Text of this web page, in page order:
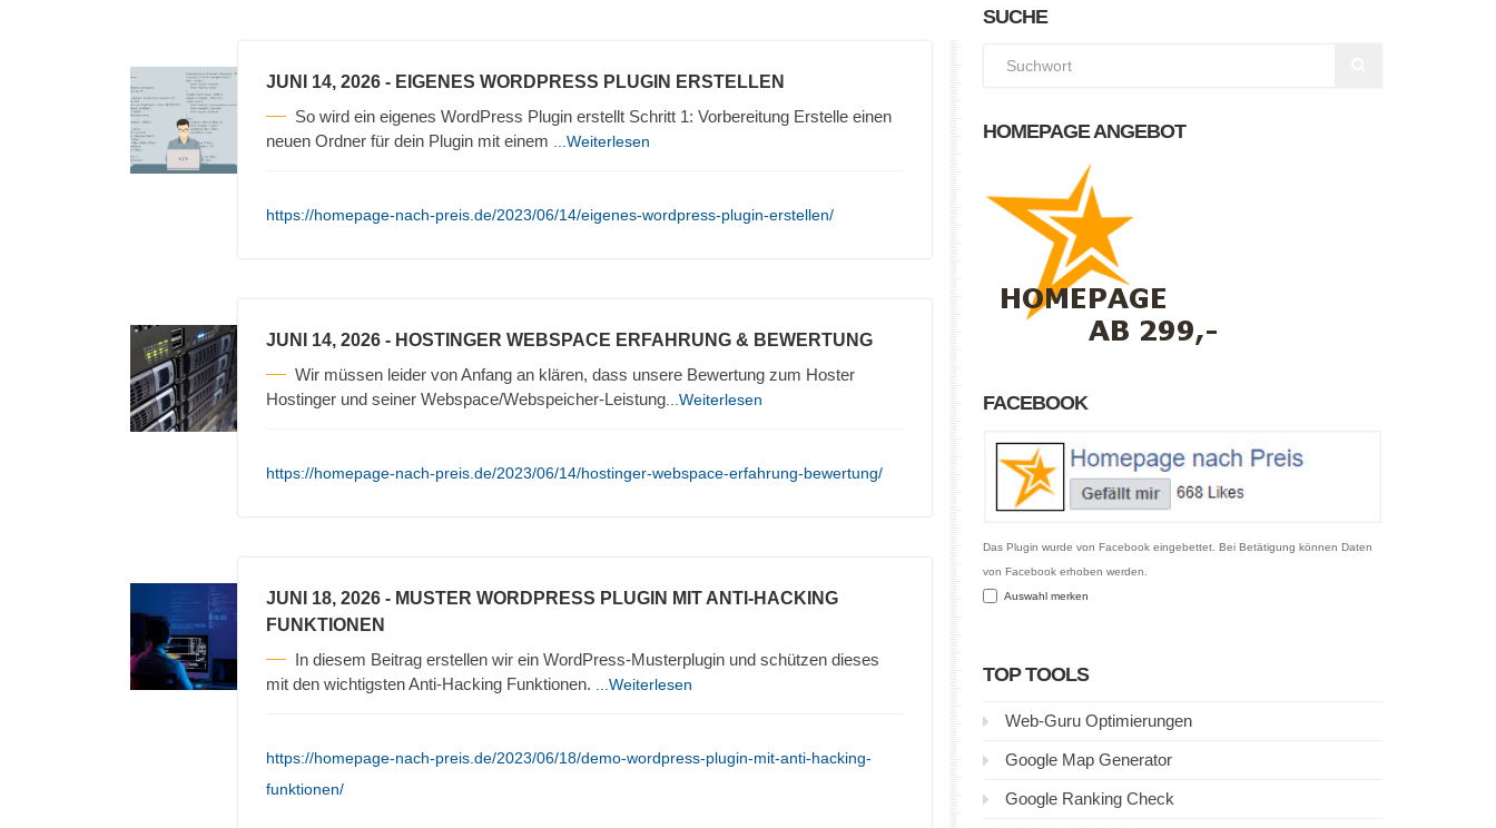
JUNI 14, 2026 - EIGENES WORDPRESS PLUGIN ERSTELLEN
So wird ein eigenes WordPress Plugin erstellt Schritt 1: Vorbereitung Erstelle einen
neuen Ordner für dein Plugin mit einem
...Weiterlesen
https://homepage-nach-preis.de/2023/06/14/eigenes-wordpress-plugin-erstellen/
JUNI 14, 2026 - HOSTINGER WEBSPACE ERFAHRUNG & BEWERTUNG
Wir müssen leider von Anfang an klären, dass unsere Bewertung zum Hoster
Hostinger und seiner Webspace/Webspeicher-Leistung ...Weiterlesen
https://homepage-nach-preis.de/2023/06/14/hostinger-webspace-erfahrung-bewertung/
JUNI 18, 2026 - MUSTER WORDPRESS PLUGIN MIT ANTI-HACKING
FUNKTIONEN
In diesem Beitrag erstellen wir ein WordPress-Musterplugin und schützen dieses
mit den wichtigsten Anti-Hacking Funktionen.
...Weiterlesen
https://homepage-nach-preis.de/2023/06/18/demo-wordpress-plugin-mit-anti-hacking-
funktionen/
SUCHE
HOMEPAGE ANGEBOT
FACEBOOK
Das Plugin wurde von Facebook eingebettet. Bei Betätigung können Daten
von Facebook erhoben werden.
Auswahl merken
TOP TOOLS
Web-Guru Optimierungen
Google Map Generator
Google Ranking Check